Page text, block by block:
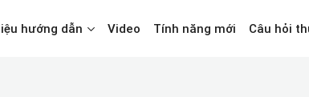
hướng dẫn Video Tính năng mới Câu hỏi